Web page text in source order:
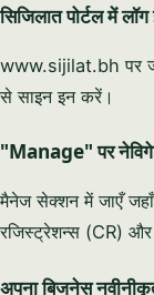
सिजिलात पोर्टल में
www.sijilat.bh पर
से साइन इन करें।
"Manage" पर
मैनेज सेक्शन में जाएँ
रजिस्ट्रेशन्स (CR) और
अपना बिजनेस